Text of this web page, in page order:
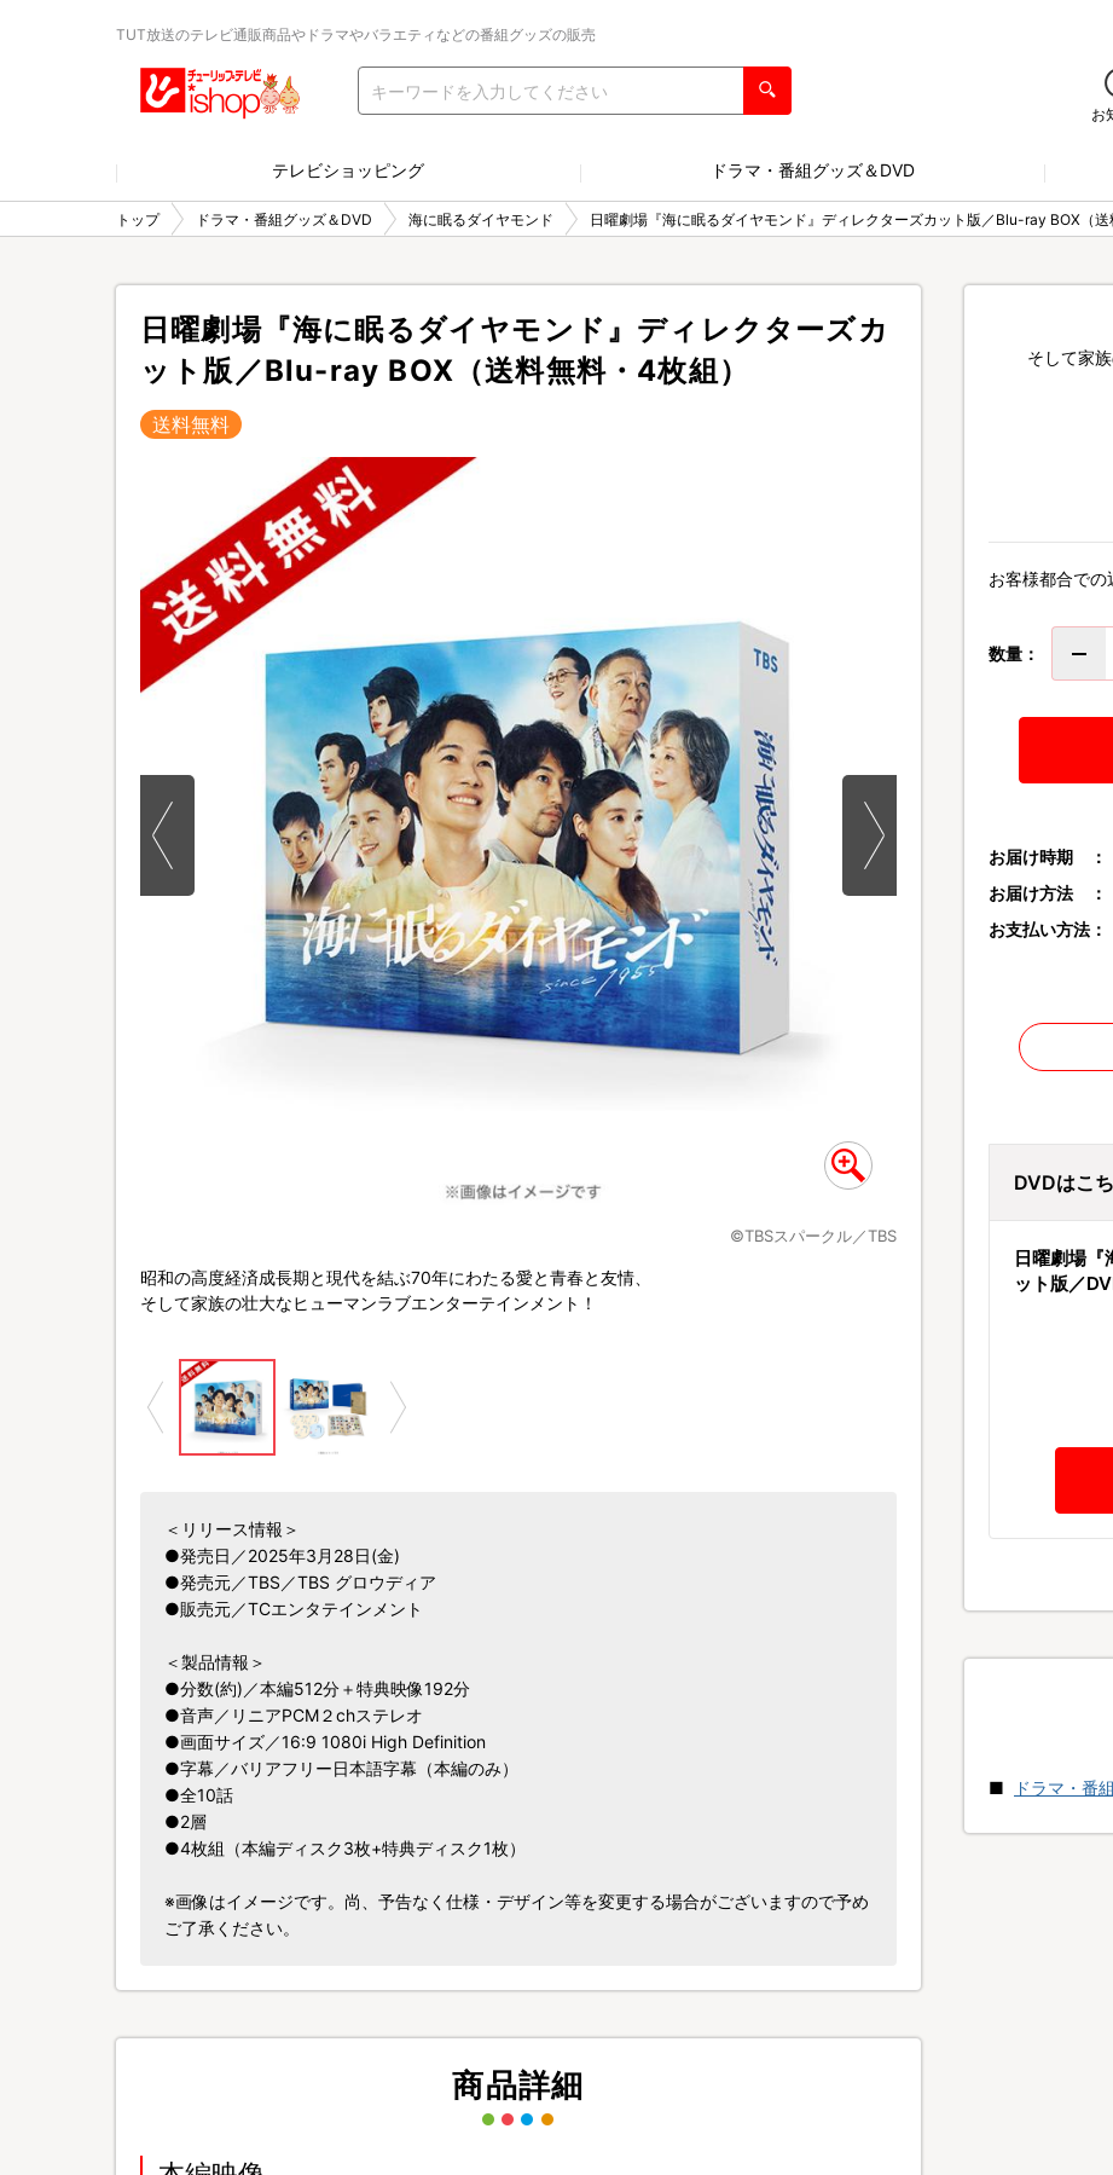
TUT放送のテレビ通販商品やドラマやバラエティなどの番組グッズの販売
お
テレビショッピング ドラマ・番組グッズ＆DVD
トップ ドラマ・番組グッズ＆DVD 海に眠るダイヤモンド 日曜劇場『海に眠るダイヤモンド』ディレクターズカット版／Blu-ray BOX（送
日曜劇場『海に眠るダイヤモンド』ディレクターズカ
ット版／Blu-ray BOX（送料無料・4枚組）
送料無料
©TBSスパークル／TBS
昭和の高度経済成長期と現代を結ぶ70年にわたる愛と青春と友情、
そして家族の壮大なヒューマンラブエンターテインメント！
＜リリース情報＞
●発売日／2025年3月28日(金)
●発売元／TBS／TBS グロウディア
●販売元／TCエンタテインメント
＜製品情報＞
●分数(約)／本編512分＋特典映像192分
●音声／リニアPCM２chステレオ
●画面サイズ／16:9 1080i High Definition
●字幕／バリアフリー日本語字幕（本編のみ）
●全10話
●2層
●4枚組（本編ディスク3枚+特典ディスク1枚）
※画像はイメージです。尚、予告なく仕様・デザイン等を変更する場合がございますので予め
ご了承ください。
商品詳細
そして家
お客様都合での
数量：
お届け時期 ：
お届け方法 ：
お支払い方法：
DVDはこ
日曜劇場『
ット版／
ドラマ・番